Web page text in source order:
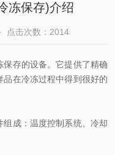
冻保存)介绍
点击次数：2014
存的设备。它提供了精确
在冷冻过程中得到很好的
成：温度控制系统、冷却